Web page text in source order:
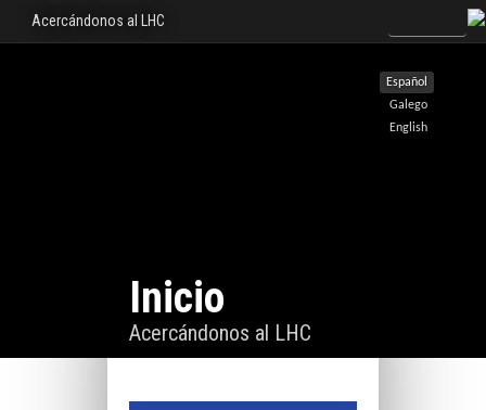
Español
Galego
English
Acercándonos al LHC
Inicio
Acercándonos al LHC